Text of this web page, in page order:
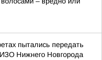
пытались передать
Нижнего Новгорода